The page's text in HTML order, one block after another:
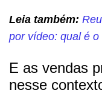
Leia também:
por vídeo: qual é
E as vendas
nesse